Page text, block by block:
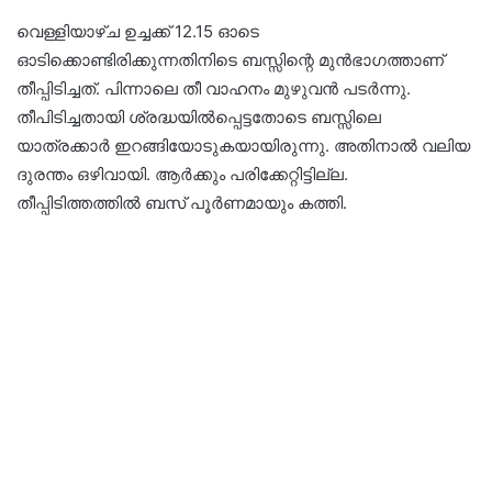
വെള്ളിയാഴ്ച ഉച്ചക്ക് 12.15 ഓടെ
ഓടിക്കൊണ്ടിരിക്കുന്നതിനിടെ ബസ്സിന്റെ മുൻഭാഗത്താണ്
തീപ്പിടിച്ചത്. പിന്നാലെ തീ വാഹനം മുഴുവൻ പടർന്നു.
തീപിടിച്ചതായി ശ്രദ്ധയിൽപ്പെട്ടതോടെ ബസ്സിലെ
യാത്രക്കാർ ഇറങ്ങിയോടുകയായിരുന്നു. അതിനാൽ വലിയ
ദുരന്തം ഒഴിവായി. ആർക്കും പരിക്കേറ്റിട്ടില്ല.
തീപ്പിടിത്തത്തിൽ ബസ് പൂർണമായും കത്തി.